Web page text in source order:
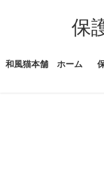
ツ
シ
保
和風猫本舗 ホーム